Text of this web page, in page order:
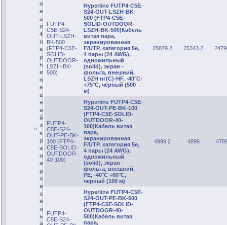
н
н
а
я
4
п
а
р
ы
в
н
е
ш
н
и
й
э
к
р
а
н
и
р
о
в
а
н
н
ы
FUTP4-
C5E-S24-
OUT-LSZH-
BK-500
(FTP4-C5E-
SOLID-
OUTDOOR-
LSZH-BK-
500)
Hyperline FUTP4-C5E-
S24-OUT-LSZH-BK-
500 (FTP4-C5E-
SOLID-OUTDOOR-
LSZH-BK-500)Кабель
витая пара,
экранированная
F/UTP, категория 5e,
4 пары (24 AWG),
одножильный
(solid), экран -
фольга, внешний,
LSZH нг(С)-HF, -40°C-
+75°С, черный (500
м)
25879.2 25343.2
FUTP4-
C5E-S24-
OUT-PE-BK-
100 (FTP4-
C5E-SOLID-
OUTDOOR-
40-100)
Hyperline FUTP4-C5E-
S24-OUT-PE-BK-100
(FTP4-C5E-SOLID-
OUTDOOR-40-
100)Кабель витая
пара,
экранированная
F/UTP, категория 5e,
4 пары (24 AWG),
одножильный
(solid), экран -
фольга, внешний,
PE, -40°C +60°C,
черный (100 м)
4999.2 4896
FUTP4-
C5E-S24-
Hyperline FUTP4-C5E-
S24-OUT-PE-BK-500
(FTP4-C5E-SOLID-
OUTDOOR-40-
500)Кабель витая
пара,